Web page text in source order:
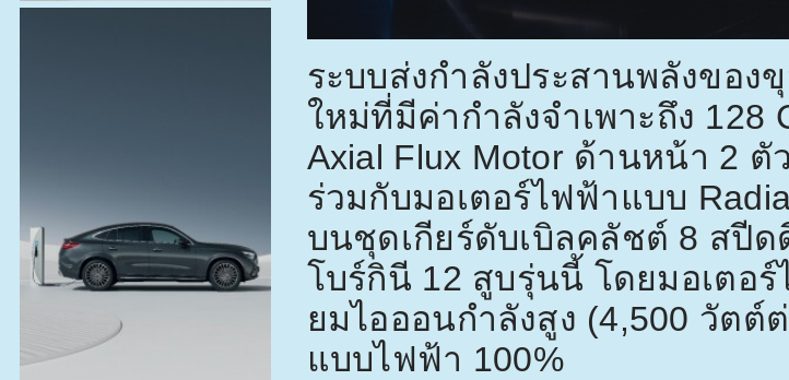
ระบบส่งกำลังประสานพลังของ
ใหม่ที่มีค่ากำลังจำเพาะถึง 128
Axial Flux Motor ด้านหน้า 2 ตั
ร่วมกับมอเตอร์ไฟฟ้าแบบ
บนชุดเกียร์ดับเบิลคลัชต์ 8 สปีด
โบร์กินี 12 สูบรุ่นนี้ โดยมอเตอร์
ยมไอออนกำลังสูง (4,500 วัตต์
แบบไฟฟ้า 100%